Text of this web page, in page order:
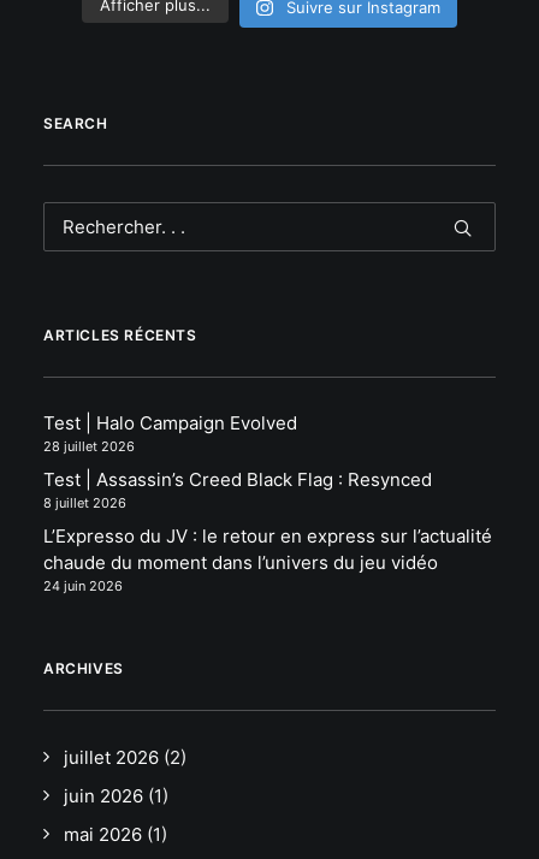
Afficher plus... Suivre sur Instagram
SEARCH
ARTICLES RÉCENTS
Test | Halo Campaign Evolved
28 juillet 2026
Test | Assassin’s Creed Black Flag : Resynced
8 juillet 2026
L’Expresso du JV : le retour en express sur l’actualité
chaude du moment dans l’univers du jeu vidéo
24 juin 2026
ARCHIVES
juillet 2026 (2)
juin 2026 (1)
mai 2026 (1)